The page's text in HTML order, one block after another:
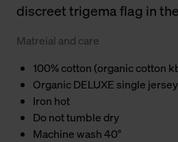
discreet trigema flag in
Matreial and care
100% cotton (organic cotton
Organic DELUXE single jersey
Iron hot
Do not tumble dry
Machine wash 40°